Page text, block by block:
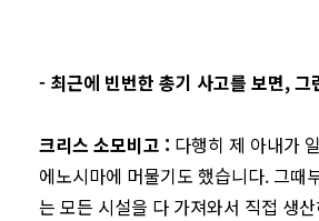
- 최근에 빈번한 총기 사고를 보면,
크리스 소모비고 : 다행히 제 아내가
에노시마에 머물기도 했습니다. 그때
는 모든 시설을 다 가져와서 직접 생